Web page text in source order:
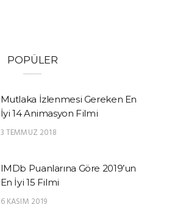
POPÜLER
Mutlaka İzlenmesi Gereken En
İyi 14 Animasyon Filmi
3 TEMMUZ 2018
IMDb Puanlarına Göre 2019’un
En İyi 15 Filmi
6 KASIM 2019